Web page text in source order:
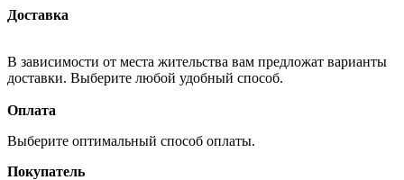
Доставка
В зависимости от места жительства вам предложат варианты
доставки. Выберите любой удобный способ.
Оплата
Выберите оптимальный способ оплаты.
Покупатель